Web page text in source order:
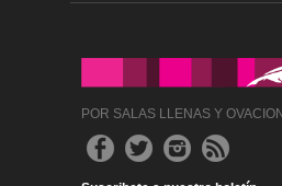
POR SALAS LLENAS Y